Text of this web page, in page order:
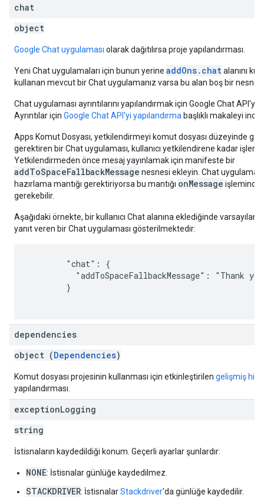
chat
object
Google Chat uygulaması olarak dağıtılırsa proje yapılandırması.
Yeni Chat uygulamaları için bunun yerine addOns.chatalanını
kullanan mevcut bir Chat uygulamanız varsa bu alan boş bir nesne
Chat uygulaması ayrıntılarını yapılandırmak için Google Chat
Ayrıntılar için Google Chat API'yi yapılandırma başlıklı makaleyi
Apps Komut Dosyası, yetkilendirmeyi komut dosyası düzeyinde
gerektiren bir Chat uygulaması, kullanıcı yetkilendirene kadar işlem
Yetkilendirmeden önce mesaj yayınlamak için manifeste bir
addToSpaceFallbackMessage nesnesi ekleyin. Chat
hazırlama mantığı gerektiriyorsa bu mantığı onMessage işleminde
gerekebilir.
Aşağıdaki örnekte, bir kullanıcı Chat alanına eklediğinde varsayılan
yanıt veren bir Chat uygulaması gösterilmektedir:
        "chat": {
"addToSpaceFallbackMessage": "Thank
        }
dependencies
object (Dependencies)
Komut dosyası projesinin kullanması için etkinleştirilen gelişmiş
yapılandırması.
exceptionLogging
string
İstisnaların kaydedildiği konum. Geçerli ayarlar şunlardır:
NONE: İstisnalar günlüğe kaydedilmez.
STACKDRIVER: İstisnalarStackdriver'da günlüğe kaydedilir.